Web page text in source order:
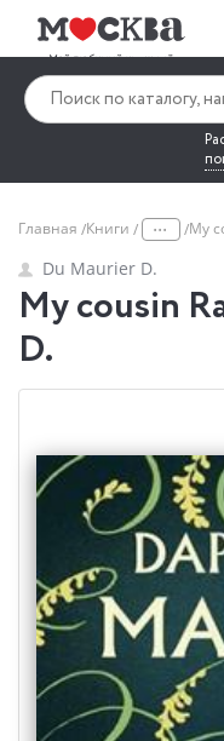
Главная Книги ... My
Du Maurier D.
My cousin
D.